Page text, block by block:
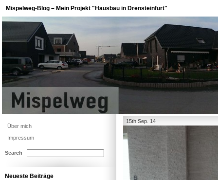
Mispelweg-Blog – Mein Projekt "Hausbau in Drensteinfurt"
15th Sep. 14
Über mich
Impressum
Search
Neueste Beiträge